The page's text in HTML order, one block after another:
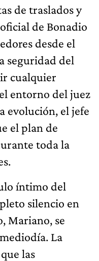
de traslados y
de Bonadio
desde el
seguridad del
cualquier
entorno del juez
evolución, el jefe
el plan de
toda la
íntimo del
silencio en
Mariano, se
La
las